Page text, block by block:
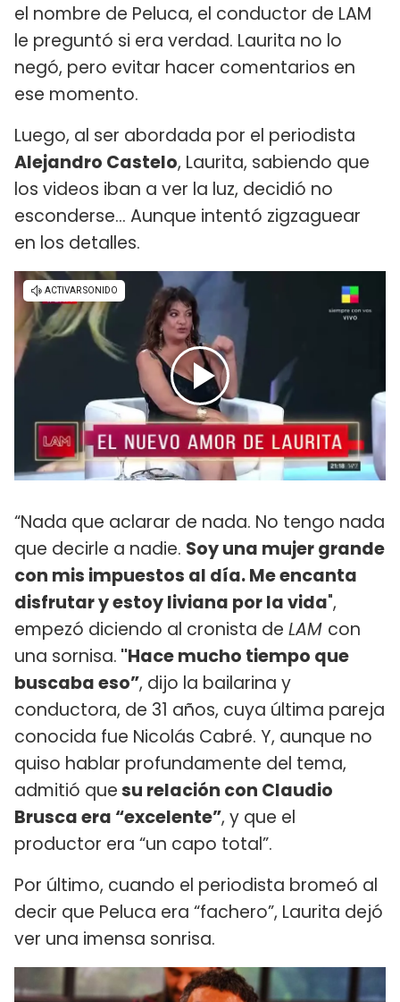
el nombre de Peluca, el conductor de LAM
le preguntó si era verdad. Laurita no lo
negó, pero evitar hacer comentarios en
ese momento.
Luego, al ser abordada por el periodista
Alejandro Castelo, Laurita, sabiendo que
los videos iban a ver la luz, decidió no
esconderse... Aunque intentó zigzaguear
en los detalles.
“Nada que aclarar de nada. No tengo nada
que decirle a nadie. Soy una mujer grande
con mis impuestos al día. Me encanta
disfrutar y estoy liviana por la vida",
empezó diciendo al cronista de LAM con
una sornisa. "Hace mucho tiempo que
buscaba eso”, dijo la bailarina y
conductora, de 31 años, cuya última pareja
conocida fue Nicolás Cabré. Y, aunque no
quiso hablar profundamente del tema,
admitió quesu relación con Claudio
Brusca era “excelente”, y que el
productor era “un capo total”.
Por último, cuando el periodista bromeó al
decir que Peluca era “fachero”, Laurita dejó
ver una imensa sonrisa.